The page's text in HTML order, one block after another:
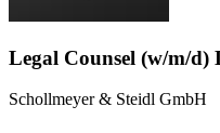
Legal Counsel (w/m/d)
Schollmeyer & Steidl GmbH